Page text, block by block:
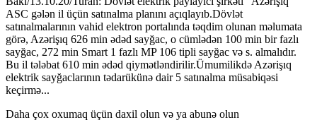
ASC gələn il üçün satınalma planını açıqlayıb.Dövlət
satınalmalarının vahid elektron portalında təqdim olunan məlumata
görə, Azərişıq 626 min ədəd sayğac, o cümlədən 100 min bir fazlı
sayğac, 272 min Smart 1 fazlı MP 106 tipli sayğac və s. almalıdır.
Bu il tələbat 610 min ədəd qiymətləndirilir.Ümumilikdə Azərişıq
elektrik sayğaclarının tədarükünə dair 5 satınalma müsabiqəsi
keçirmə...
Daha çox oxumaq üçün daxil olun və ya abunə olun